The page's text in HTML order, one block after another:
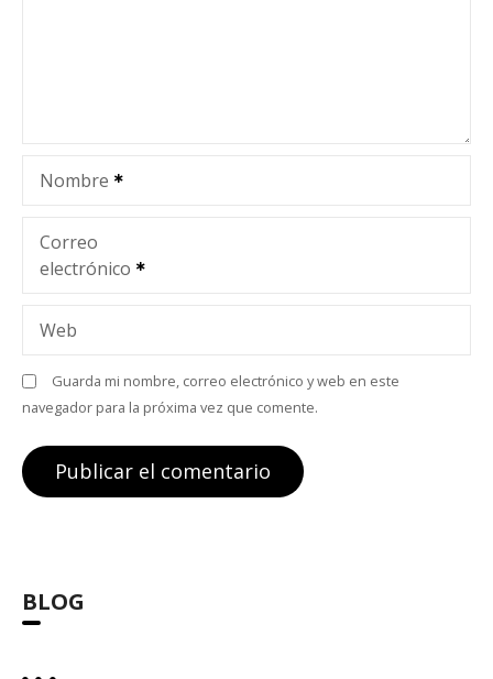
n
a
d
a
s
Nombre
Correo
electrónico
Web
Guarda mi nombre, correo electrónico y web en este
navegador para la próxima vez que comente.
BLOG